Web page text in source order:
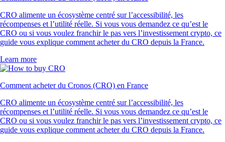
CRO alimente un écosystème centré sur l’accessibilité, les
récompenses et l’utilité réelle. Si vous vous demandez ce qu’est le
CRO ou si vous voulez franchir le pas vers l’investissement crypto, ce
guide vous explique comment acheter du CRO depuis la France.
Learn more
Comment acheter du Cronos (CRO) en France
CRO alimente un écosystème centré sur l’accessibilité, les
récompenses et l’utilité réelle. Si vous vous demandez ce qu’est le
CRO ou si vous voulez franchir le pas vers l’investissement crypto, ce
guide vous explique comment acheter du CRO depuis la France.